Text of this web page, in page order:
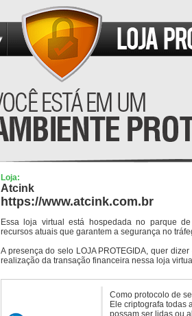
Loja:
Atcink
https://www.atcink.com.br
Essa loja virtual está hospedada no parque
recursos atuais que garantem a segurança no
A presença do selo LOJA PROTEGIDA, quer
realização da transação financeira nessa loja
Como protocolo de
Ele criptografa todas
possam ser lidas ou